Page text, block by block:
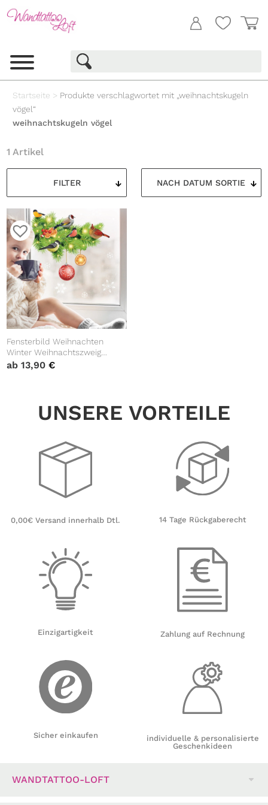
Startseite > Produkte verschlagwortet mit „weihnachtskugeln
vögel“
weihnachtskugeln vögel
FILTER
1 Artikel
Fensterbild Weihnachten
Winter Weihnachtszweig
Tannen Vögel Kugeln
ab13,90€
UNSERE VORTEILE
0,00€ Versand innerhalb Dtl.
Einzigartigkeit
Sicher einkaufen
14 Tage Rückgaberecht
Zahlung auf Rechnung
individuelle & personalisierte
Geschenkideen
WANDTATTOO-LOFT